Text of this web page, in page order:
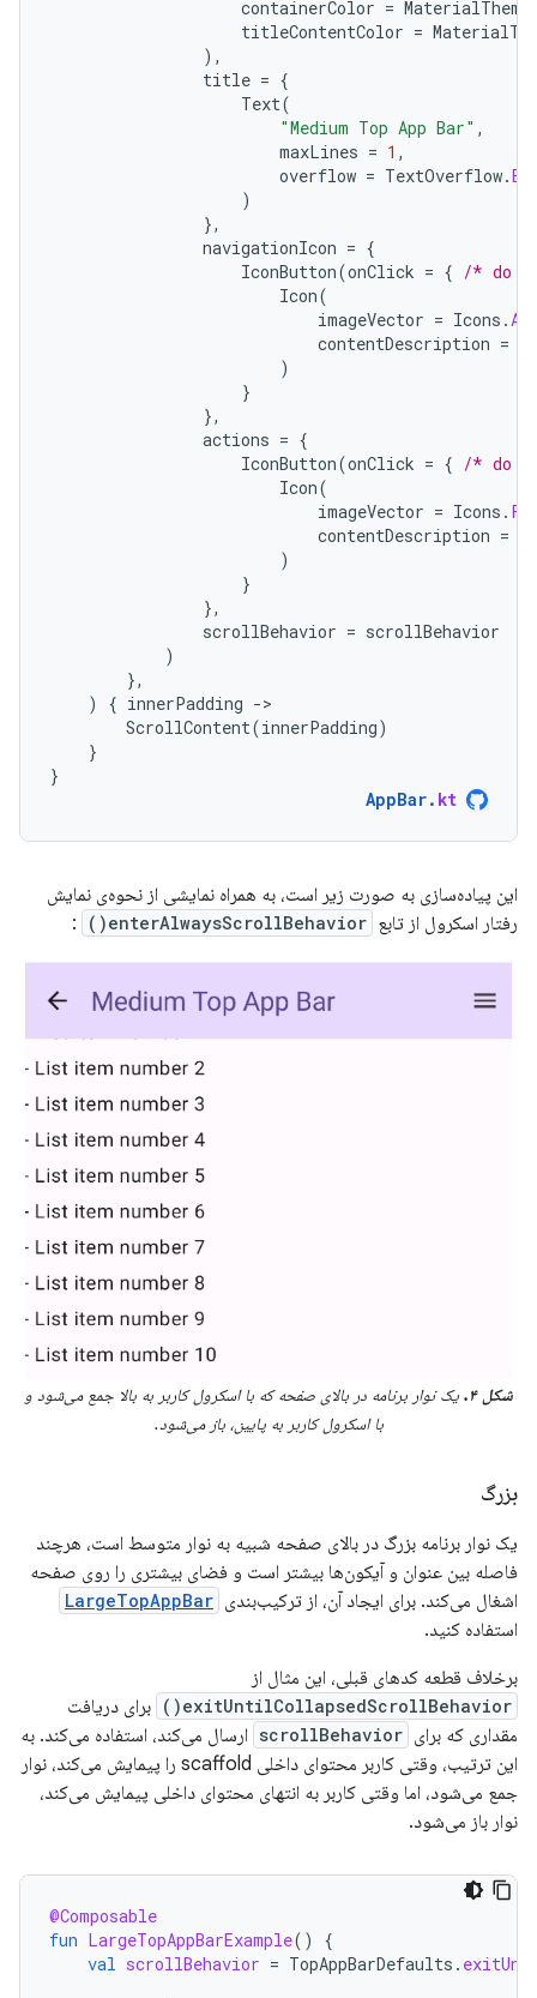
containerColor = MaterialTheme
titleContentColor =
),
title = {
Text(
"Medium Top App Bar" ,
maxLines = 1 ,
overflow = TextOverflow.
)
},
navigationIcon = {
IconButton(onClick = { /* do
Icon(
imageVector = Icons .
contentDescription =
)
}
},
actions = {
IconButton(onClick = { /* do
Icon(
imageVector = Icons .
contentDescription =
)
}
},
scrollBehavior = scrollBehavior
)
},
)
{ innerPadding -
ScrollContent(innerPadding)
}
}
AppBar. kt
این پیاده‌سازی به صورت زیر است، به همراه نمایشی از نحوه‌ی نمایش
رفتار اسکرول از تابع enterAlwaysScrollBehavior()
:
شکل ۴.
یک نوار برنامه در بالای صفحه که با اسکرول کاربر به بالا جمع می‌شود و
با اسکرول کاربر به پایین، باز می‌شود.
بزرگ
یک نوار برنامه بزرگ در بالای صفحه شبیه به نوار متوسط ​​است، هرچند
فاصله بین عنوان و آیکون‌ها بیشتر است و فضای بیشتری را روی صفحه
اشغال می‌کند. برای ایجاد آن، از ترکیب‌بندی LargeTopAppBar
استفاده کنید.
برخلاف قطعه کدهای قبلی، این مثال از
exitUntilCollapsedScrollBehavior()
برای دریافت
مقداری که برای scrollBehavior ارسال می‌کند، استفاده می‌کند. به
این ترتیب، وقتی کاربر محتوای داخلی scaffold را پیمایش می‌کند، نوار
جمع می‌شود، اما وقتی کاربر به انتهای محتوای داخلی پیمایش می‌کند،
نوار باز می‌شود.
@Composable
fun LargeTopAppBarExample()
{
val scrollBehavior = TopAppBarDefaults .